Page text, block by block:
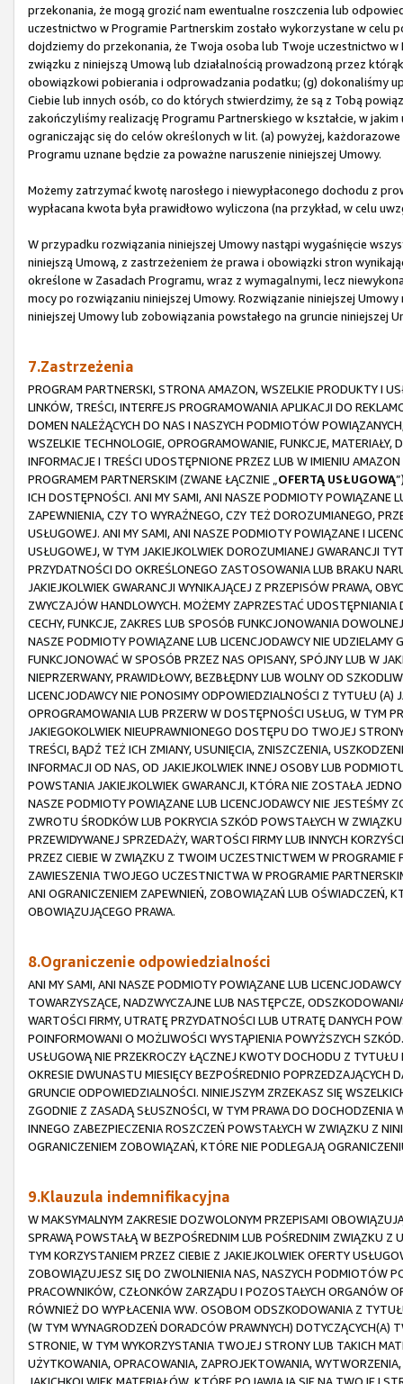
przekonania, że mogą grozić nam ewentualne roszczenia lub
uczestnictwo w Programie Partnerskim zostało wykorzystane w celu
dojdziemy do przekonania, że Twoja osoba lub Twoje uczestnictwo
związku z niniejszą Umową lub działalnością prowadzoną przez
obowiązkowi pobierania i odprowadzania podatku; (g) dokonaliśmy
Ciebie lub innych osób, co do których stwierdzimy, że są z Tobą
zakończyliśmy realizację Programu Partnerskiego w kształcie, w
ograniczając się do celów określonych w lit. (a) powyżej,
Programu uznane będzie za poważne naruszenie niniejszej Umowy.
Możemy zatrzymać kwotę narosłego i niewypłaconego dochodu z
wypłacana kwota była prawidłowo wyliczona (na przykład, w celu
W przypadku rozwiązania niniejszej Umowy nastąpi wygaśnięcie
niniejszą Umową, z zastrzeżeniem że prawa i obowiązki stron
określone w Zasadach Programu, wraz z wymagalnymi, lecz
mocy po rozwiązaniu niniejszej Umowy. Rozwiązanie niniejszej
niniejszej Umowy lub zobowiązania powstałego na gruncie niniejszej
7.Zastrzeżenia
PROGRAM PARTNERSKI, STRONA AMAZON, WSZELKIE PRODUKTY I
LINKÓW, TREŚCI, INTERFEJS PROGRAMOWANIA APLIKACJI DO
DOMEN NALEŻĄCYCH DO NAS I NASZYCH PODMIOTÓW
WSZELKIE TECHNOLOGIE, OPROGRAMOWANIE, FUNKCJE,
INFORMACJE I TREŚCI UDOSTĘPNIONE PRZEZ LUB W IMIENIU
PROGRAMEM PARTNERSKIM (ZWANE ŁĄCZNIE „ OFERTĄ USŁUGOWĄ
ICH DOSTĘPNOŚCI. ANI MY SAMI, ANI NASZE PODMIOTY POWIĄZANE
ZAPEWNIENIA, CZY TO WYRAŹNEGO, CZY TEŻ DOROZUMIANEGO,
USŁUGOWEJ. ANI MY SAMI, ANI NASZE PODMIOTY POWIĄZANE I
USŁUGOWEJ, W TYM JAKIEJKOLWIEK DOROZUMIANEJ GWARANCJI
PRZYDATNOŚCI DO OKREŚLONEGO ZASTOSOWANIA LUB BRAKU
JAKIEJKOLWIEK GWARANCJI WYNIKAJĄCEJ Z PRZEPISÓW PRAWA,
ZWYCZAJÓW HANDLOWYCH. MOŻEMY ZAPRZESTAĆ
CECHY, FUNKCJE, ZAKRES LUB SPOSÓB FUNKCJONOWANIA
NASZE PODMIOTY POWIĄZANE LUB LICENCJODAWCY NIE
FUNKCJONOWAĆ W SPOSÓB PRZEZ NAS OPISANY, SPÓJNY LUB W
NIEPRZERWANY, PRAWIDŁOWY, BEZBŁĘDNY LUB WOLNY OD
LICENCJODAWCY NIE PONOSIMY ODPOWIEDZIALNOŚCI Z TYTUŁU
OPROGRAMOWANIA LUB PRZERW W DOSTĘPNOŚCI USŁUG, W TYM
JAKIEGOKOLWIEK NIEUPRAWNIONEGO DOSTĘPU DO TWOJEJ
TREŚCI, BĄDŹ TEŻ ICH ZMIANY, USUNIĘCIA, ZNISZCZENIA,
INFORMACJI OD NAS, OD JAKIEJKOLWIEK INNEJ OSOBY LUB
POWSTANIA JAKIEJKOLWIEK GWARANCJI, KTÓRA NIE ZOSTAŁA
NASZE PODMIOTY POWIĄZANE LUB LICENCJODAWCY NIE
ZWROTU ŚRODKÓW LUB POKRYCIA SZKÓD POWSTAŁYCH W
PRZEWIDYWANEJ SPRZEDAŻY, WARTOŚCI FIRMY LUB INNYCH
PRZEZ CIEBIE W ZWIĄZKU Z TWOIM UCZESTNICTWEM W
ZAWIESZENIA TWOJEGO UCZESTNICTWA W PROGRAMIE
ANI OGRANICZENIEM ZAPEWNIEŃ, ZOBOWIĄZAŃ LUB OŚWIADCZEŃ,
OBOWIĄZUJĄCEGO PRAWA.
8.Ograniczenie odpowiedzialności
ANI MY SAMI, ANI NASZE PODMIOTY POWIĄZANE LUB
TOWARZYSZĄCE, NADZWYCZAJNE LUB NASTĘPCZE,
WARTOŚCI FIRMY, UTRATĘ PRZYDATNOŚCI LUB UTRATĘ DANYCH
POINFORMOWANI O MOŻLIWOŚCI WYSTĄPIENIA POWYŻSZYCH
USŁUGOWĄ NIE PRZEKROCZY ŁĄCZNEJ KWOTY DOCHODU Z
OKRESIE DWUNASTU MIESIĘCY BEZPOŚREDNIO
GRUNCIE ODPOWIEDZIALNOŚCI. NINIEJSZYM ZRZEKASZ SIĘ
ZGODNIE Z ZASADĄ SŁUSZNOŚCI, W TYM PRAWA DO
INNEGO ZABEZPIECZENIA ROSZCZEŃ POWSTAŁYCH W ZWIĄZKU Z
OGRANICZENIEM ZOBOWIĄZAŃ, KTÓRE NIE PODLEGAJĄ
9.Klauzula indemnifikacyjna
W MAKSYMALNYM ZAKRESIE DOZWOLONYM PRZEPISAMI
SPRAWĄ POWSTAŁĄ W BEZPOŚREDNIM LUB POŚREDNIM ZWIĄZKU
TYM KORZYSTANIEM PRZEZ CIEBIE Z JAKIEJKOLWIEK OFERTY
ZOBOWIĄZUJESZ SIĘ DO ZWOLNIENIA NAS, NASZYCH PODMIOTÓW
PRACOWNIKÓW, CZŁONKÓW ZARZĄDU I POZOSTAŁYCH ORGANÓW
RÓWNIEŻ DO WYPŁACENIA WW. OSOBOM ODSZKODOWANIA Z
(W TYM WYNAGRODZEŃ DORADCÓW PRAWNYCH) DOTYCZĄCYCH(A)
STRONIE, W TYM WYKORZYSTANIA TWOJEJ STRONY LUB TAKICH
UŻYTKOWANIA, OPRACOWANIA, ZAPROJEKTOWANIA,